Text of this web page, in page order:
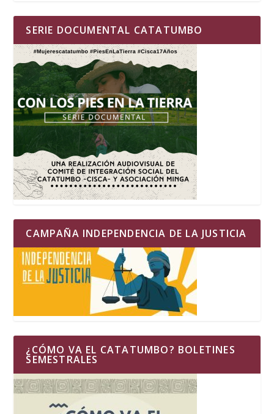
SERIE DOCUMENTAL CATATUMBO
CAMPAÑA INDEPENDENCIA DE LA JUSTICIA
¿CÓMO VA EL CATATUMBO? BOLETINES
SEMESTRALES